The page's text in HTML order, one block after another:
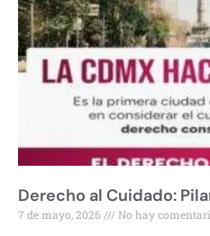
Derecho al Cuidado:
7 de mayo, 2026 No hay